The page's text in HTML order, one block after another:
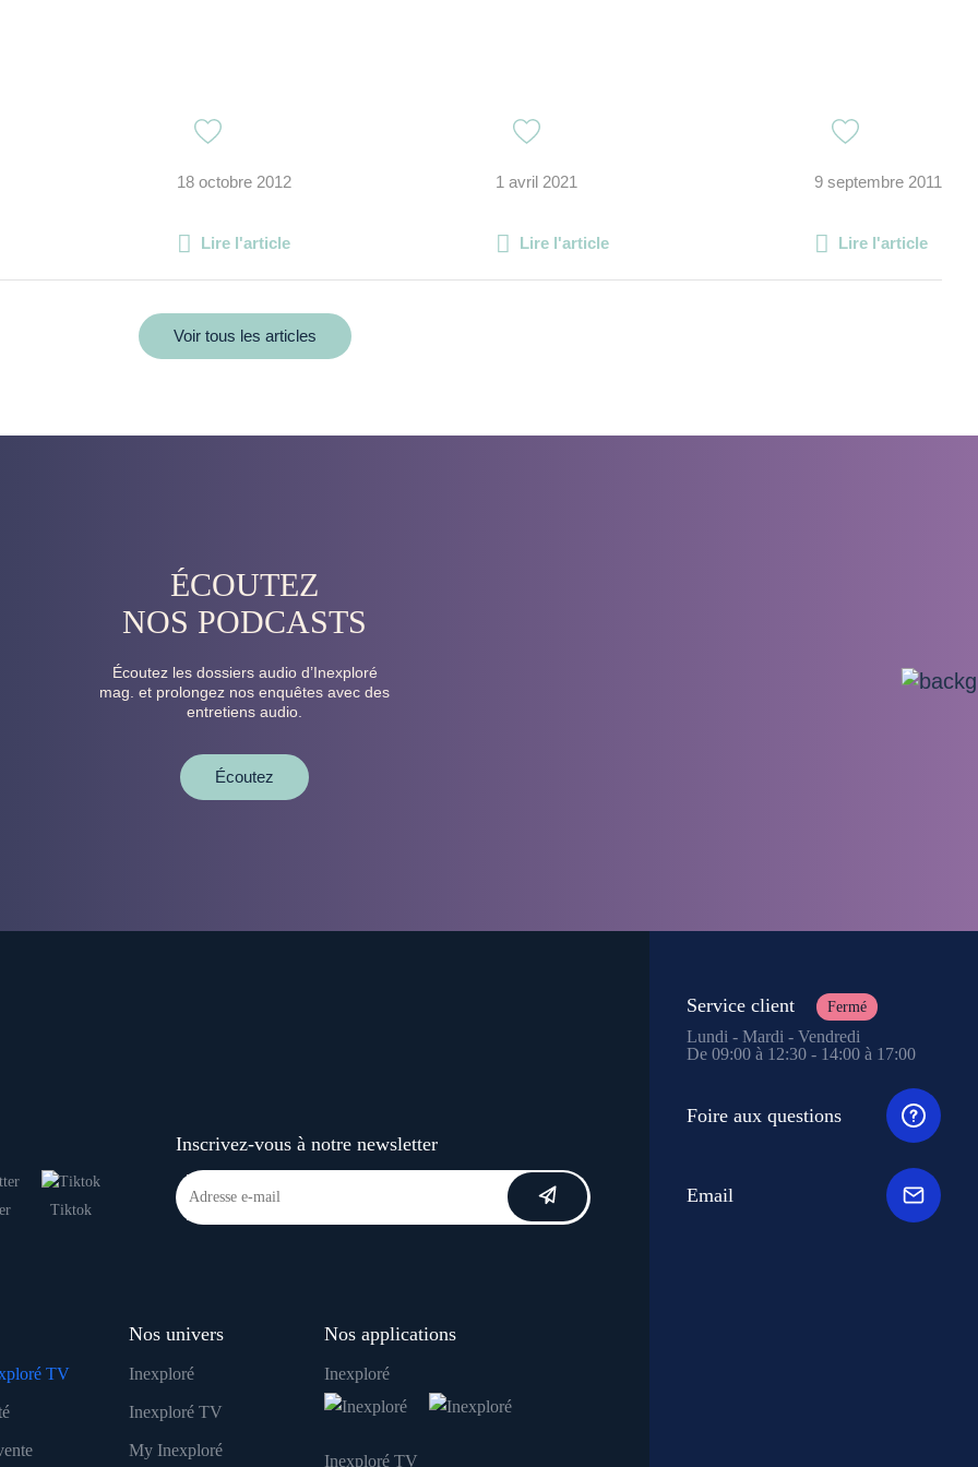
18 octobre 2012
Lire l'article
1 avril 2021
Lire l'article
9 septembre 2011
Lire l'article
Voir tous les articles
ÉCOUTEZ
NOS PODCASTS
Écoutez les dossiers audio d’Inexploré
mag. et prolongez nos enquêtes avec des
entretiens audio.
Écoutez
Tiktok
Inscrivez-vous à notre newsletter
TV
Nos univers
Inexploré
Inexploré TV
My Inexploré
Nos applications
Inexploré
Inexploré TV
Service client Fermé
Lundi - Mardi - Vendredi
De 09:00 à 12:30 - 14:00 à 17:00
Foire aux questions
Email